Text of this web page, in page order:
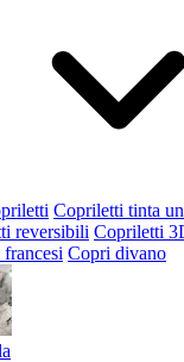
Copriletti tinta
reversibili Copriletti
Copri divano